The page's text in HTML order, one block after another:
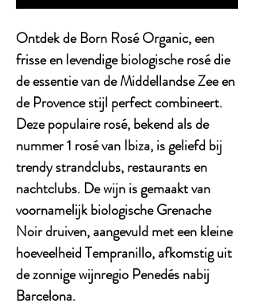
Ontdek de Born Rosé Organic, een
frisse en levendige biologische rosé die
de essentie van de Middellandse Zee en
de Provence stijl perfect combineert.
Deze populaire rosé, bekend als de
nummer 1 rosé van Ibiza, is geliefd bij
trendy strandclubs, restaurants en
nachtclubs. De wijn is gemaakt van
voornamelijk biologische Grenache
Noir druiven, aangevuld met een kleine
hoeveelheid Tempranillo, afkomstig uit
de zonnige wijnregio Penedés nabij
Barcelona.